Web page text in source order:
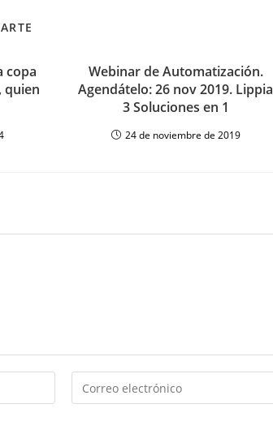
copa
quien
Webinar de Automatización.
Agendátelo: 26 nov 2019. Lippia
3 Soluciones en 1
24 de noviembre de 2019